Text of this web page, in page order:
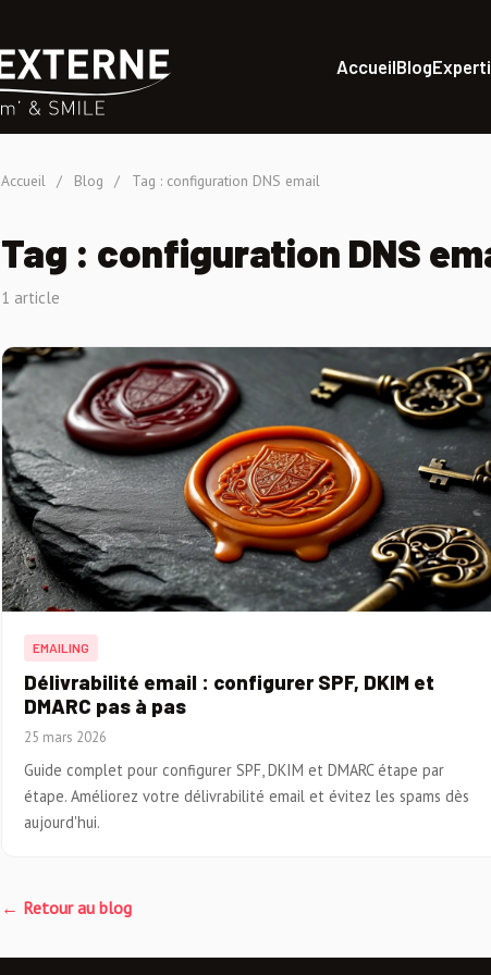
AccueilBlog
Accueil / Blog / Tag : configuration DNS email
Tag : configuration DNS
1 article
EMAILING
Délivrabilité email : configurer SPF, DKIM et
DMARC pas à pas
25 mars 2026
Guide complet pour configurer SPF, DKIM et DMARC étape par
étape. Améliorez votre délivrabilité email et évitez les spams dès
aujourd'hui.
← Retour au blog